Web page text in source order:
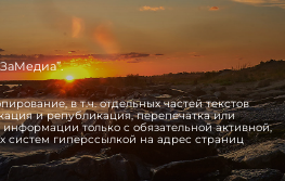
в т.ч. отдельных частей текстов
и републикация, перепечатка или
только с обязательной активной,
систем гиперссылкой на адрес страниц